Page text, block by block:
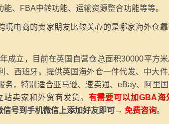
、FBA中转功能、运输资源整合功能等等。
境电商的卖家朋友比较关心的是哪家海外仓
成立，目前在英国自营仓总面积30000平方
、西班牙。提供英国海外仓一件代发、中大
务，特别适合亚马逊、速卖通、eBay、阿里
卖家和外贸商发货。 有需要可以加GBA海
号到手机微信上添加好友即可→ 免费咨询。